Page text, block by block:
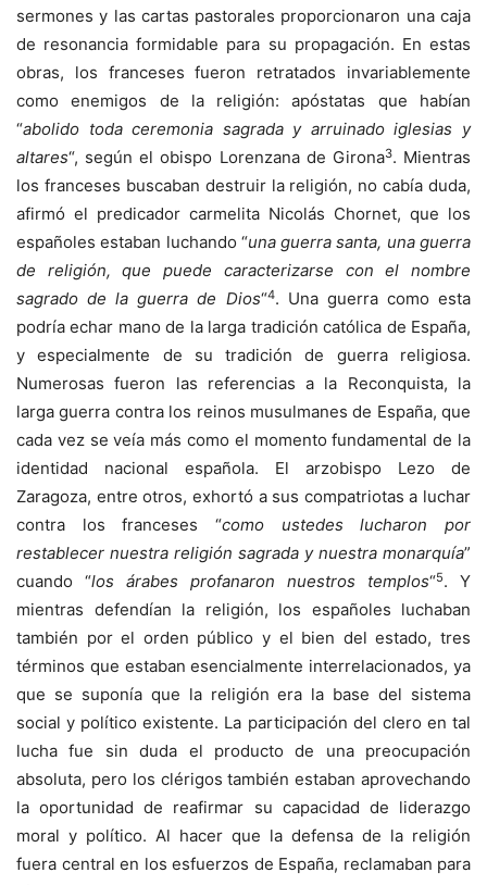
sermones y las cartas pastorales proporcionaron una caja
de resonancia formidable para su propagación. En estas
obras, los franceses fueron retratados invariablemente
como enemigos de la religión: apóstatas que habían
“abolido toda ceremonia sagrada y arruinado iglesias y
altares“, según el obispo Lorenzana de Girona3. Mientras
los franceses buscaban destruir la religión, no cabía duda,
afirmó el predicador carmelita Nicolás Chornet, que los
españoles estaban luchando “una guerra santa, una guerra
de religión, que puede caracterizarse con el nombre
sagrado de la guerra de Dios“4. Una guerra como esta
podría echar mano de la larga tradición católica de España,
y especialmente de su tradición de guerra religiosa.
Numerosas fueron las referencias a la Reconquista, la
larga guerra contra los reinos musulmanes de España, que
cada vez se veía más como el momento fundamental de la
identidad nacional española. El arzobispo Lezo de
Zaragoza, entre otros, exhortó a sus compatriotas a luchar
contra los franceses “como ustedes lucharon por
restablecer nuestra religión sagrada y nuestra monarquía”
cuando “los árabes profanaron nuestros templos“5. Y
mientras defendían la religión, los españoles luchaban
también por el orden público y el bien del estado, tres
términos que estaban esencialmente interrelacionados, ya
que se suponía que la religión era la base del sistema
social y político existente. La participación del clero en tal
lucha fue sin duda el producto de una preocupación
absoluta, pero los clérigos también estaban aprovechando
la oportunidad de reafirmar su capacidad de liderazgo
moral y político. Al hacer que la defensa de la religión
fuera central en los esfuerzos de España, reclamaban para